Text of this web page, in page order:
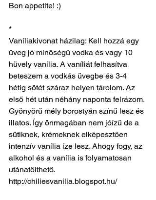
Bon appetite! :)
*
Vaníliakivonat házilag: Kell hozzá egy
üveg jó minőségű vodka és vagy 10
hüvely vanília. A vaníliát felhasítva
beteszem a vodkás üvegbe és 3-4
hétig sötét száraz helyen tárolom. Az
első hét után néhány naponta felrázom.
Gyönyörű mély borostyán színű lesz és
illatos. Így önmagában nem jóízű de a
sütiknek, krémeknek elképesztően
intenzív vanília íze lesz. Ahogy fogy, az
alkohol és a vanília is folyamatosan
utánatölthető.
http://chiliesvanilia.blogspot.hu/